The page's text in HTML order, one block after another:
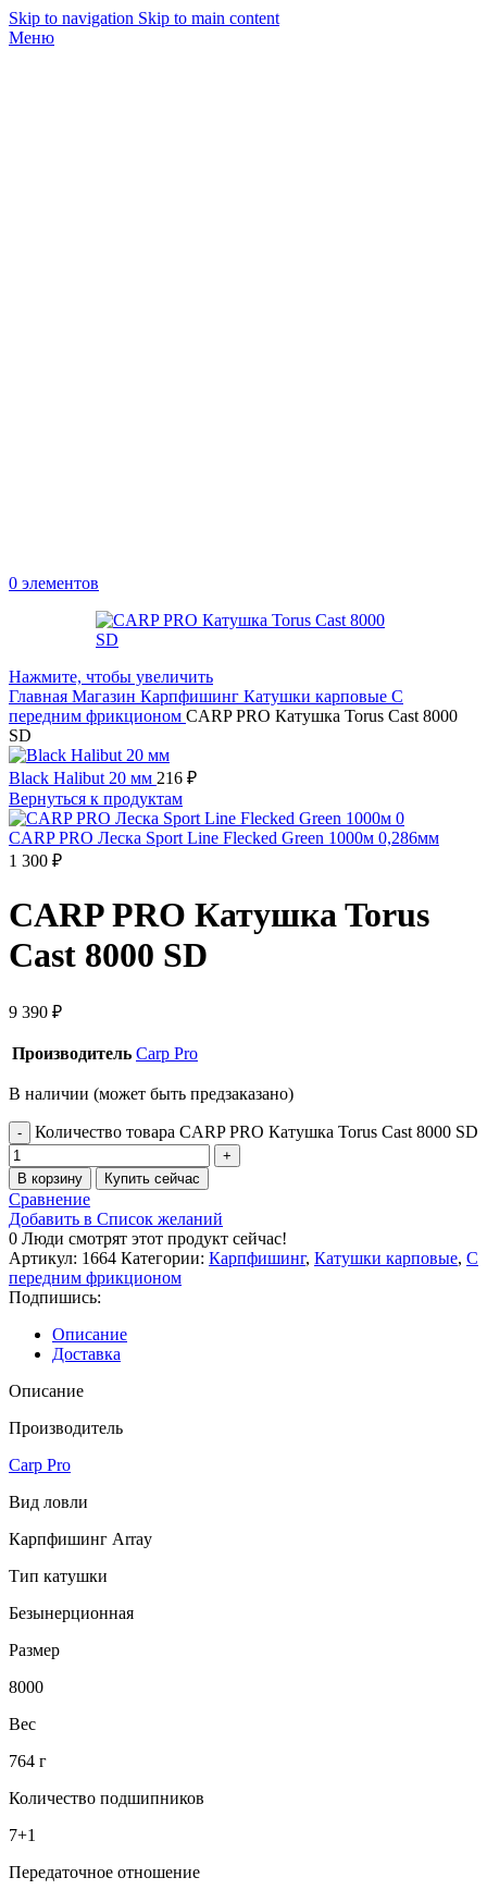
Skip to navigation Skip to main content
Меню
0 элементов
Нажмите, чтобы увеличить
Главная Магазин Карпфишинг Катушки карповые С
передним фрикционом CARP PRO Катушкa Torus Cast 8000
SD
Black Halibut 20 мм 216 ₽
Вернуться к продуктам
CARP PRO Леска Sport Line Flecked Green 1000м 0,286мм
1 300 ₽
CARP PRO Катушкa Torus
Cast 8000 SD
9 390 ₽
Производитель Carp Pro
В наличии (может быть предзаказано)
Количество товара CARP PRO Катушкa Torus Cast 8000 SD
В корзину Купить сейчас
Сравнение
Добавить в Список желаний
0 Люди смотрят этот продукт сейчас!
Артикул: 1664 Категории: Карпфишинг, Катушки карповые, С
передним фрикционом
Подпишись:
Описание
Доставка
Описание
Производитель
Carp Pro
Вид ловли
Карпфишинг Array
Тип катушки
Безынерционная
Размер
8000
Вес
764 г
Количество подшипников
7+1
Передаточное отношение